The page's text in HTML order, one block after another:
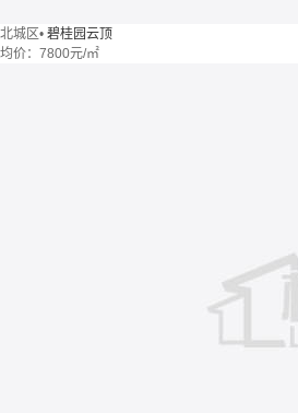
北城区• 碧桂园云顶
均价： 7800元/㎡